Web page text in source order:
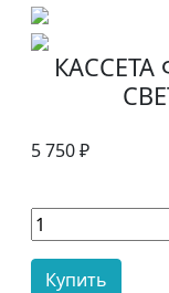
5 750 ₽
Купить